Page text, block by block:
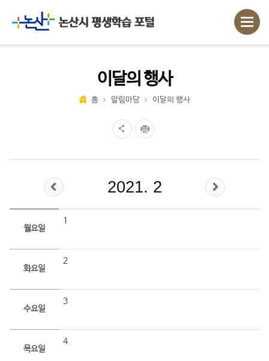
이달의 행사
홈 알림마당 이달의 행사
2021. 2
월요일
1
화요일
2
수요일
3
목요일
4